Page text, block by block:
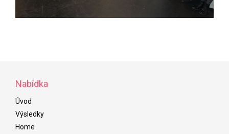
Nabídka
Úvod
Výsledky
Home